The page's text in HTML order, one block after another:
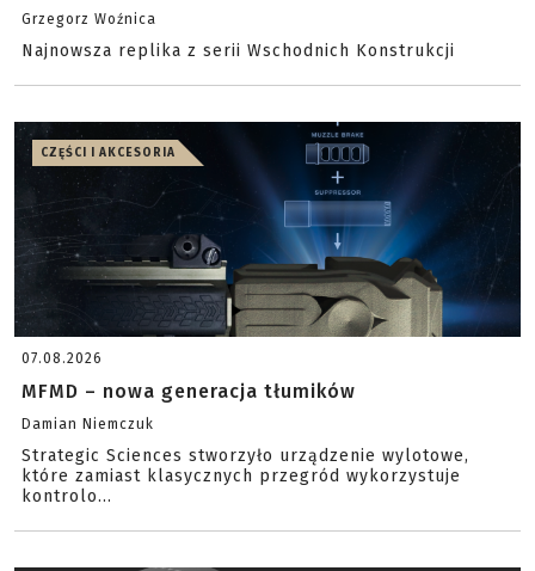
Grzegorz Woźnica
Najnowsza replika z serii Wschodnich Konstrukcji
CZĘŚCI I AKCESORIA
07.08.2026
MFMD – nowa generacja tłumików
Damian Niemczuk
Strategic Sciences stworzyło urządzenie wylotowe,
które zamiast klasycznych przegród wykorzystuje
kontrolo...